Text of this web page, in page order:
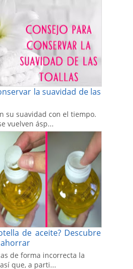
la suavidad de las
su suavidad con el tiempo.
vuelven ásp...
de aceite? Descubre
de forma incorrecta la
que, a parti...